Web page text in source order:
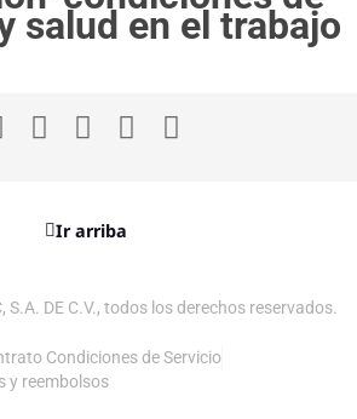
salud en el trabajo
Ir arriba
S.A. DE C.V., todos los derechos reservados.
Condiciones de Servicio
y reembolsos